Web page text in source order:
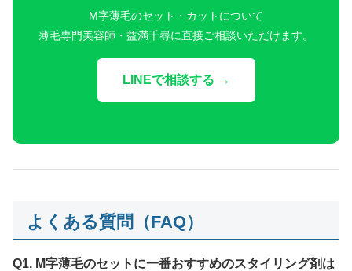
M字薄毛のセット・カットについて
薄毛専門美容師・益満千尋に直接ご相談いただけます。
LINEで相談する →
よくある質問（FAQ）
Q1. M字薄毛のセットに一番おすすめのスタイリング剤は